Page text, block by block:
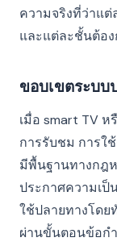
ความจริงที่ว่าแ
และแต่ละชั้นต้อ
ขอบเขตระบบ
เมื่อ smart TV
การรับชม การใ
มีพื้นฐานทางกฎ
ประกาศความเป็
ใช้ปลายทางโด
ผ่านขั้นตอนข้อก